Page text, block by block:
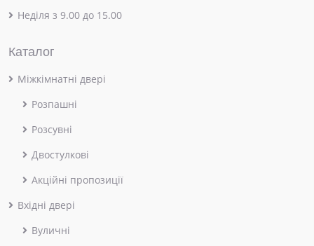
Неділя з 9.00 до 15.00
Каталог
Міжкімнатні двері
Розпашні
Розсувні
Двостулкові
Акційні пропозиції
Вхідні двері
Вуличні